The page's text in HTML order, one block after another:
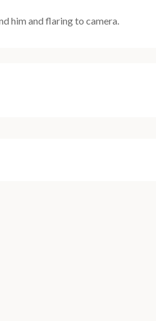
him and flaring to camera.